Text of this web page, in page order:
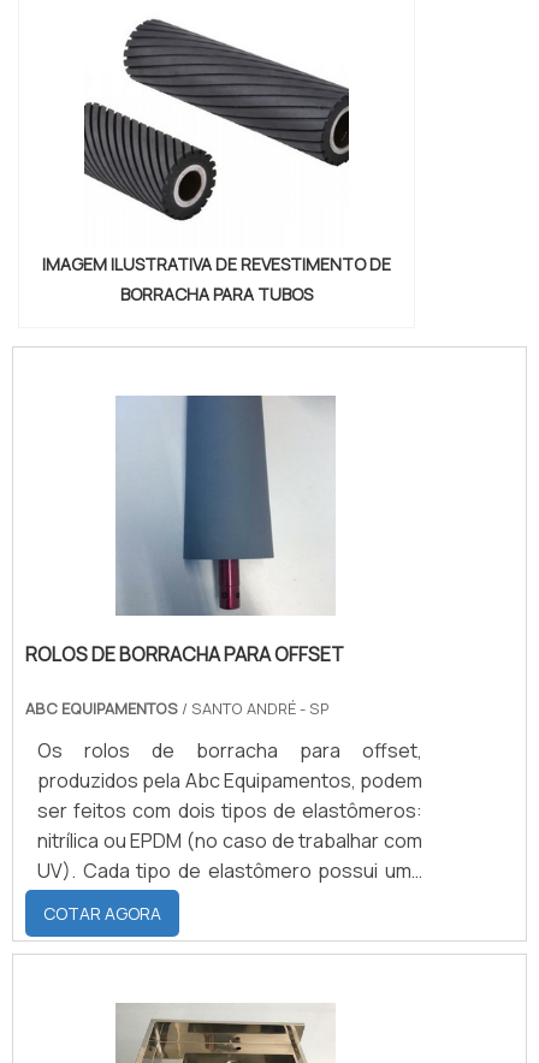
IMAGEM ILUSTRATIVA DE REVESTIMENTO DE
BORRACHA PARA TUBOS
ROLOS DE BORRACHA PARA OFFSET
ABC EQUIPAMENTOS / SANTO ANDRÉ - SP
Os rolos de borracha para offset,
produzidos pela Abc Equipamentos, podem
ser feitos com dois tipos de elastômeros:
nitrílica ou EPDM (no caso de trabalhar com
UV). Cada tipo de elastômero possui uma
serie de características distintas, por
exemplo: a nitrílica pode ser produzida com
dureza entre 20 a 95 shores, podendo
-30°C e máximas de 120°C, possui
excelente resistência a abrasão, boa
COTAR AGORA